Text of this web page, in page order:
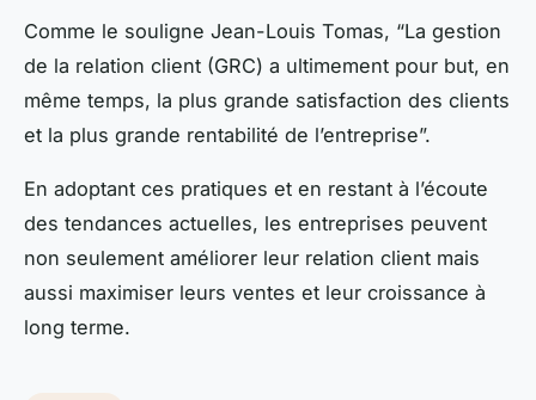
Comme le souligne Jean-Louis Tomas, “La gestion
de la relation client (GRC) a ultimement pour but, en
même temps, la plus grande satisfaction des clients
et la plus grande rentabilité de l’entreprise”.
En adoptant ces pratiques et en restant à l’écoute
des tendances actuelles, les entreprises peuvent
non seulement améliorer leur relation client mais
aussi maximiser leurs ventes et leur croissance à
long terme.